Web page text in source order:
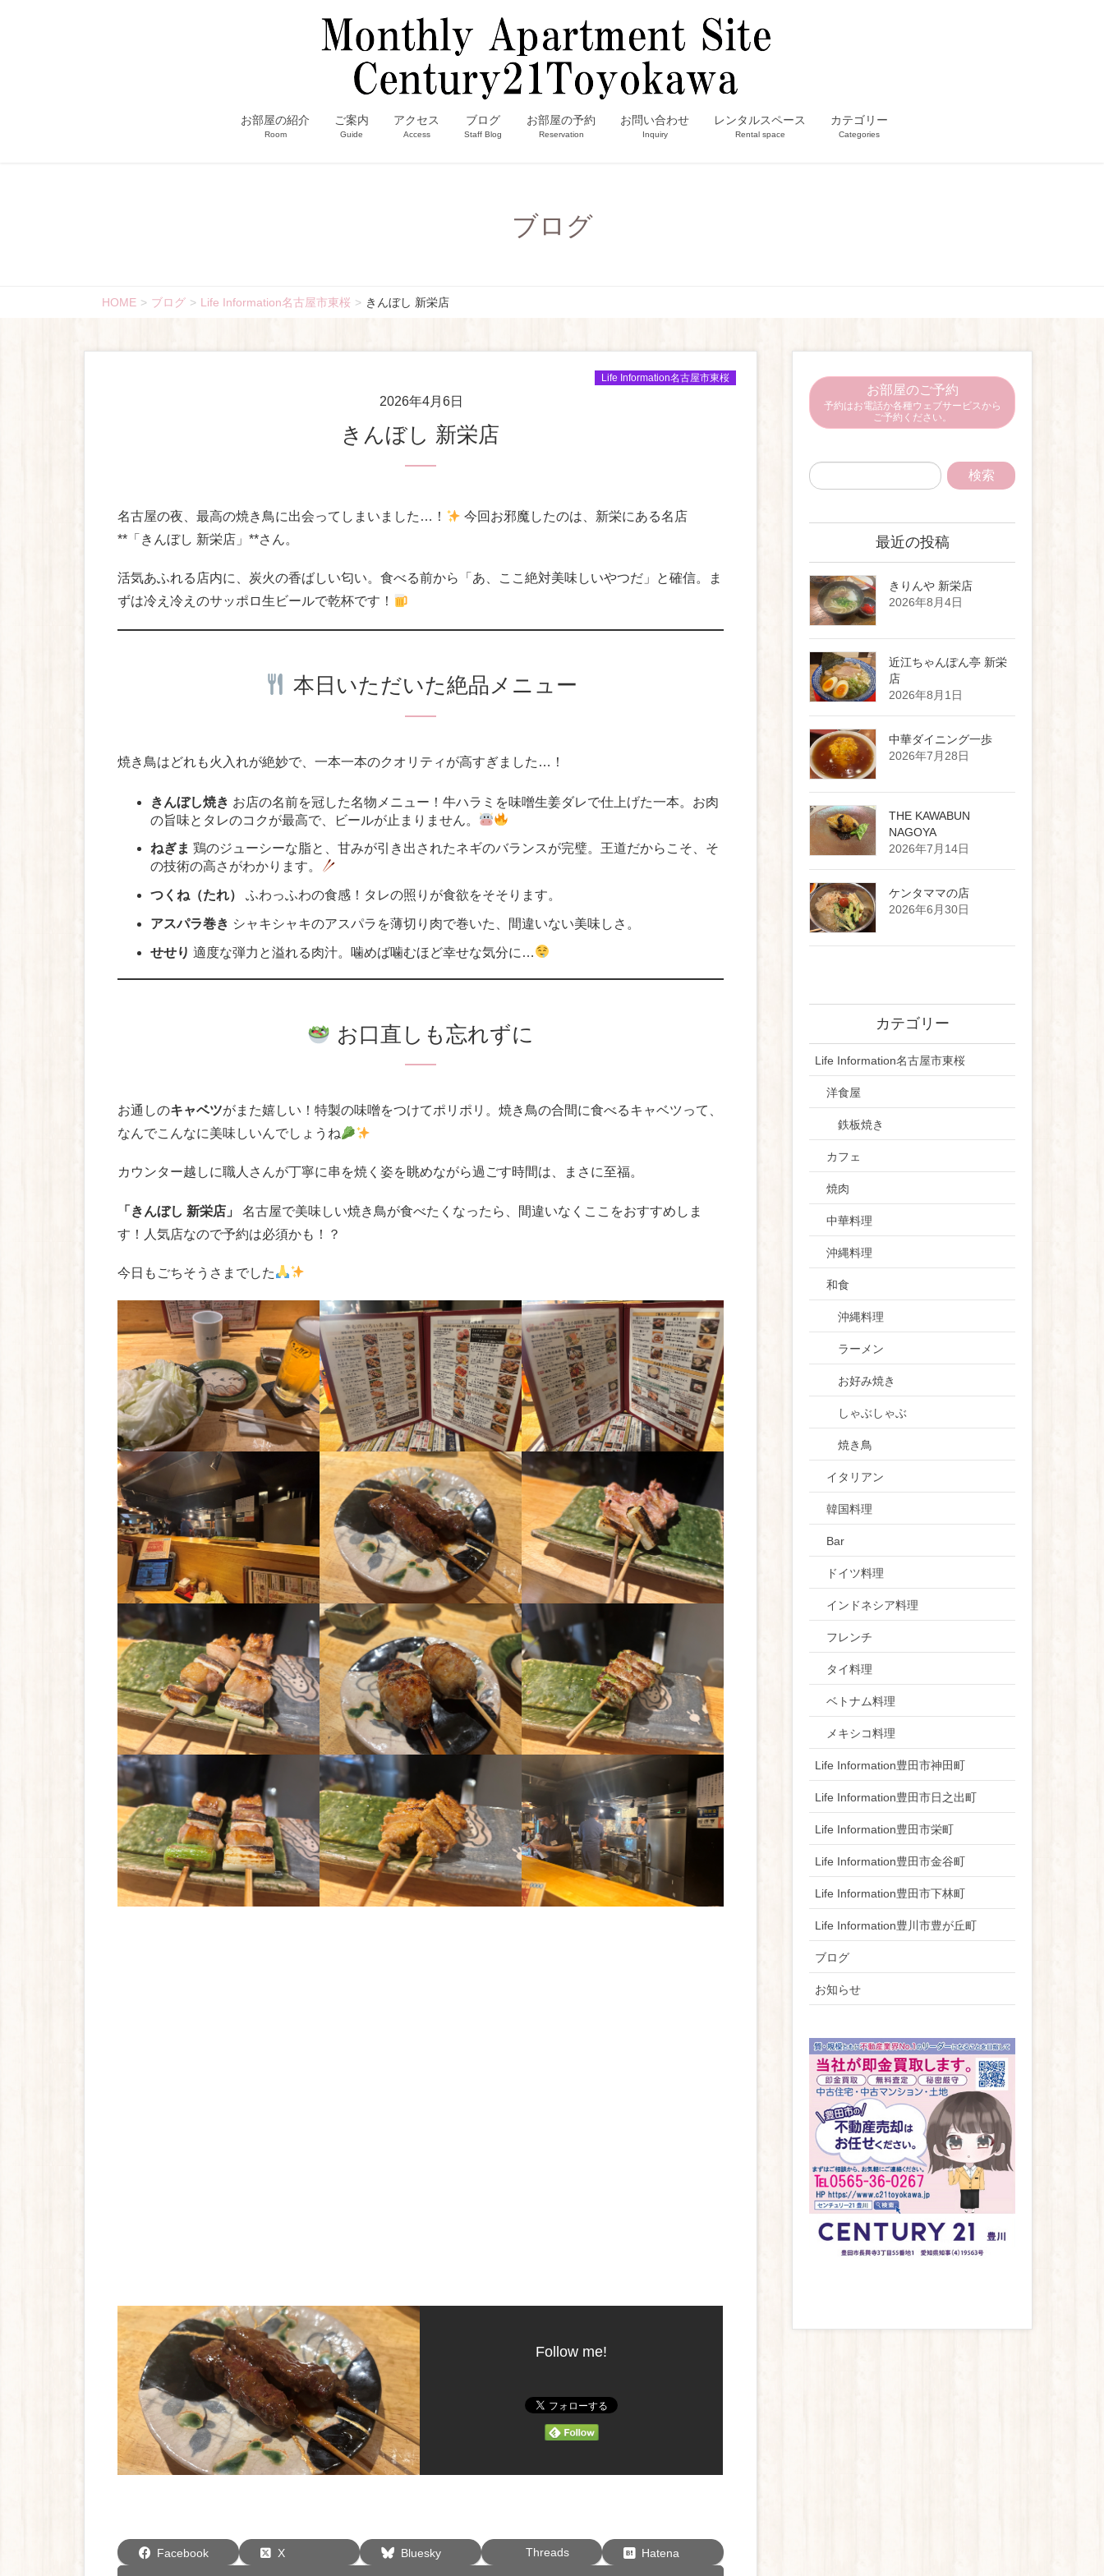
お部屋の紹介
Room
ご案内
Guide
アクセス
Access
ブログ
Staff Blog
お部屋の予約
Reservation
お問い合わせ
Inquiry
レンタルスペース
Rental space
カテゴリー
Categories
ブログ
HOME ブログ Life Information名古屋市東桜 きんぼし 新栄店
2026年4月6日
Life Information名古屋市東桜
きんぼし 新栄店
名古屋の夜、最高の焼き鳥に出会ってしまいました…！
今回お邪魔したのは、新栄にある名店
**「きんぼし 新栄店」**さん。
活気あふれる店内に、炭火の香ばしい匂い。食べる前から「あ、ここ絶対美味しいやつだ」と確信。ま
ずは冷え冷えのサッポロ生ビールで乾杯です！
本日いただいた絶品メニュー
焼き鳥はどれも火入れが絶妙で、一本一本のクオリティが高すぎました…！
きんぼし焼き お店の名前を冠した名物メニュー！牛ハラミを味噌生姜ダレで仕上げた一本。お肉
の旨味とタレのコクが最高で、ビールが止まりません。
ねぎま 鶏のジューシーな脂と、甘みが引き出されたネギのバランスが完璧。王道だからこそ、そ
の技術の高さがわかります。
つくね（たれ） ふわっふわの食感！タレの照りが食欲をそそります。
アスパラ巻き シャキシャキのアスパラを薄切り肉で巻いた、間違いない美味しさ。
せせり 適度な弾力と溢れる肉汁。噛めば噛むほど幸せな気分に…
お口直しも忘れずに
お通しのキャベツがまた嬉しい！特製の味噌をつけてポリポリ。焼き鳥の合間に食べるキャベツって、
なんでこんなに美味しいんでしょうね
カウンター越しに職人さんが丁寧に串を焼く姿を眺めながら過ごす時間は、まさに至福。
「きんぼし 新栄店」
名古屋で美味しい焼き鳥が食べたくなったら、間違いなくここをおすすめしま
す！人気店なので予約は必須かも！？
今日もごちそうさまでした
Follow me!
Facebook X Bluesky Threads Hatena
お部屋のご予約
予約はお電話か各種ウェブサービスから
ご予約ください。
最近の投稿
きりんや 新栄店
2026年8月4日
近江ちゃんぽん亭 新栄
店
2026年8月1日
中華ダイニング一歩
2026年7月28日
THE KAWABUN
NAGOYA
2026年7月14日
ケンタママの店
2026年6月30日
カテゴリー
Life Information名古屋市東桜
洋食屋
鉄板焼き
カフェ
焼肉
中華料理
沖縄料理
和食
沖縄料理
ラーメン
お好み焼き
しゃぶしゃぶ
焼き鳥
イタリアン
韓国料理
Bar
ドイツ料理
インドネシア料理
フレンチ
タイ料理
ベトナム料理
メキシコ料理
Life Information豊田市神田町
Life Information豊田市日之出町
Life Information豊田市栄町
Life Information豊田市金谷町
Life Information豊田市下林町
Life Information豊川市豊が丘町
ブログ
お知らせ